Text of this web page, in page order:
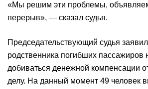
«Мы решим эти проблемы,
перерыв», — сказал судья.
Председательствующий судья
родственника погибших пассажиров
добиваться денежной компенсации
делу. На данный момент 49 человек